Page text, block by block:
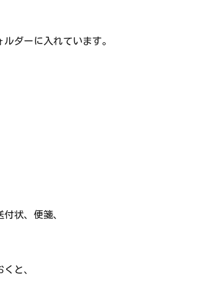
ダーに入れています。
状、便箋、
と、